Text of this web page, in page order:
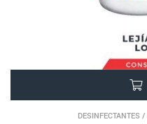
DESINFECTANTES /